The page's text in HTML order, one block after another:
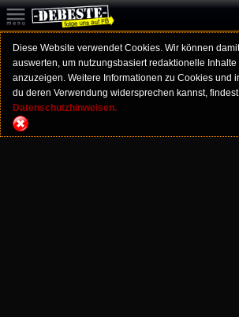
Diese Website verwendet Cookies. Wir können
auswerten, um nutzungsbasiert redaktionelle Inhalte
anzuzeigen. Weitere Informationen zu Cookies und
du deren Verwendung widersprechen kannst,
Datenschutzhinweisen.